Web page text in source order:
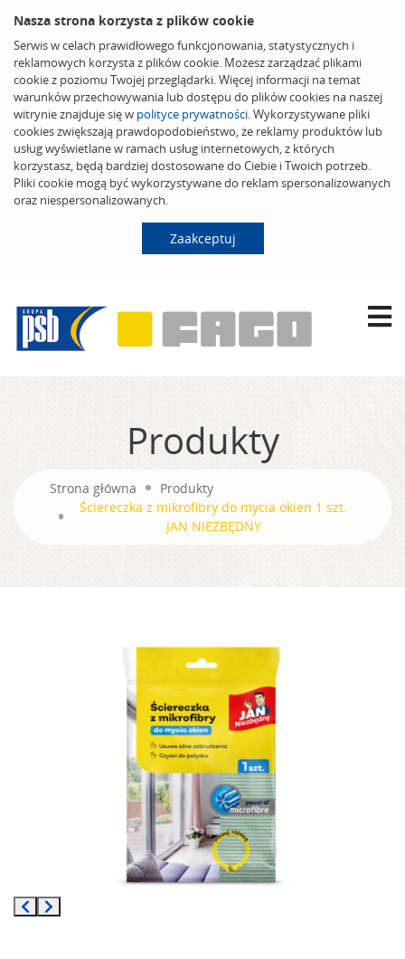
Nasza strona korzysta z plików cookie
Serwis w celach prawidłowego funkcjonowania, statystycznych i
reklamowych korzysta z plików cookie. Możesz zarządzać plikami
cookie z poziomu Twojej przeglądarki. Więcej informacji na temat
warunków przechowywania lub dostępu do plików cookies na naszej
witrynie znajduje się w polityce prywatności. Wykorzystywane pliki
cookies zwiększają prawdopodobieństwo, że reklamy produktów lub
usług wyświetlane w ramach usług internetowych, z których
korzystasz, będą bardziej dostosowane do Ciebie i Twoich potrzeb.
Pliki cookie mogą być wykorzystywane do reklam spersonalizowanych
oraz niespersonalizowanych.
Zaakceptuj
Produkty
Strona główna
Produkty
Ściereczka z mikrofibry do mycia okien 1 szt.
JAN NIEZBĘDNY